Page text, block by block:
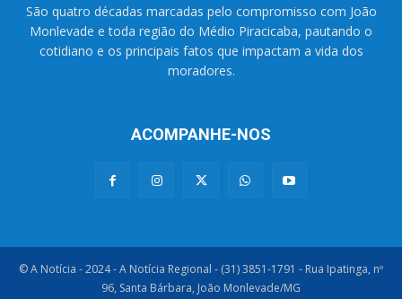
São quatro décadas marcadas pelo compromisso com João
Monlevade e toda região do Médio Piracicaba, pautando o
cotidiano e os principais fatos que impactam a vida dos
moradores.
ACOMPANHE-NOS
© A Notícia - 2024 - A Notícia Regional - (31) 3851-1791 - Rua Ipatinga, nº
96, Santa Bárbara, João Monlevade/MG